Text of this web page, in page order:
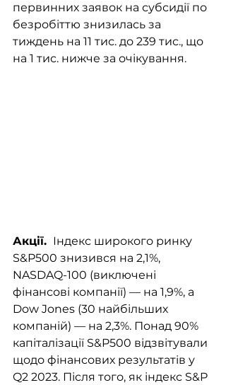
первинних заявок на субсидії по
безробіттю знизилась за
тиждень на 11 тис. до 239 тис., що
на 1 тис. нижче за очікування.
Акції. Індекс широкого ринку
S&P500 знизився на 2,1%,
NASDAQ-100 (виключені
фінансові компанії) — на 1,9%, а
Dow Jones (30 найбільших
компаній) — на 2,3%. Понад 90%
капіталізації S&P500 відзвітували
щодо фінансових результатів у
Q2 2023. Після того, як індекс S&P